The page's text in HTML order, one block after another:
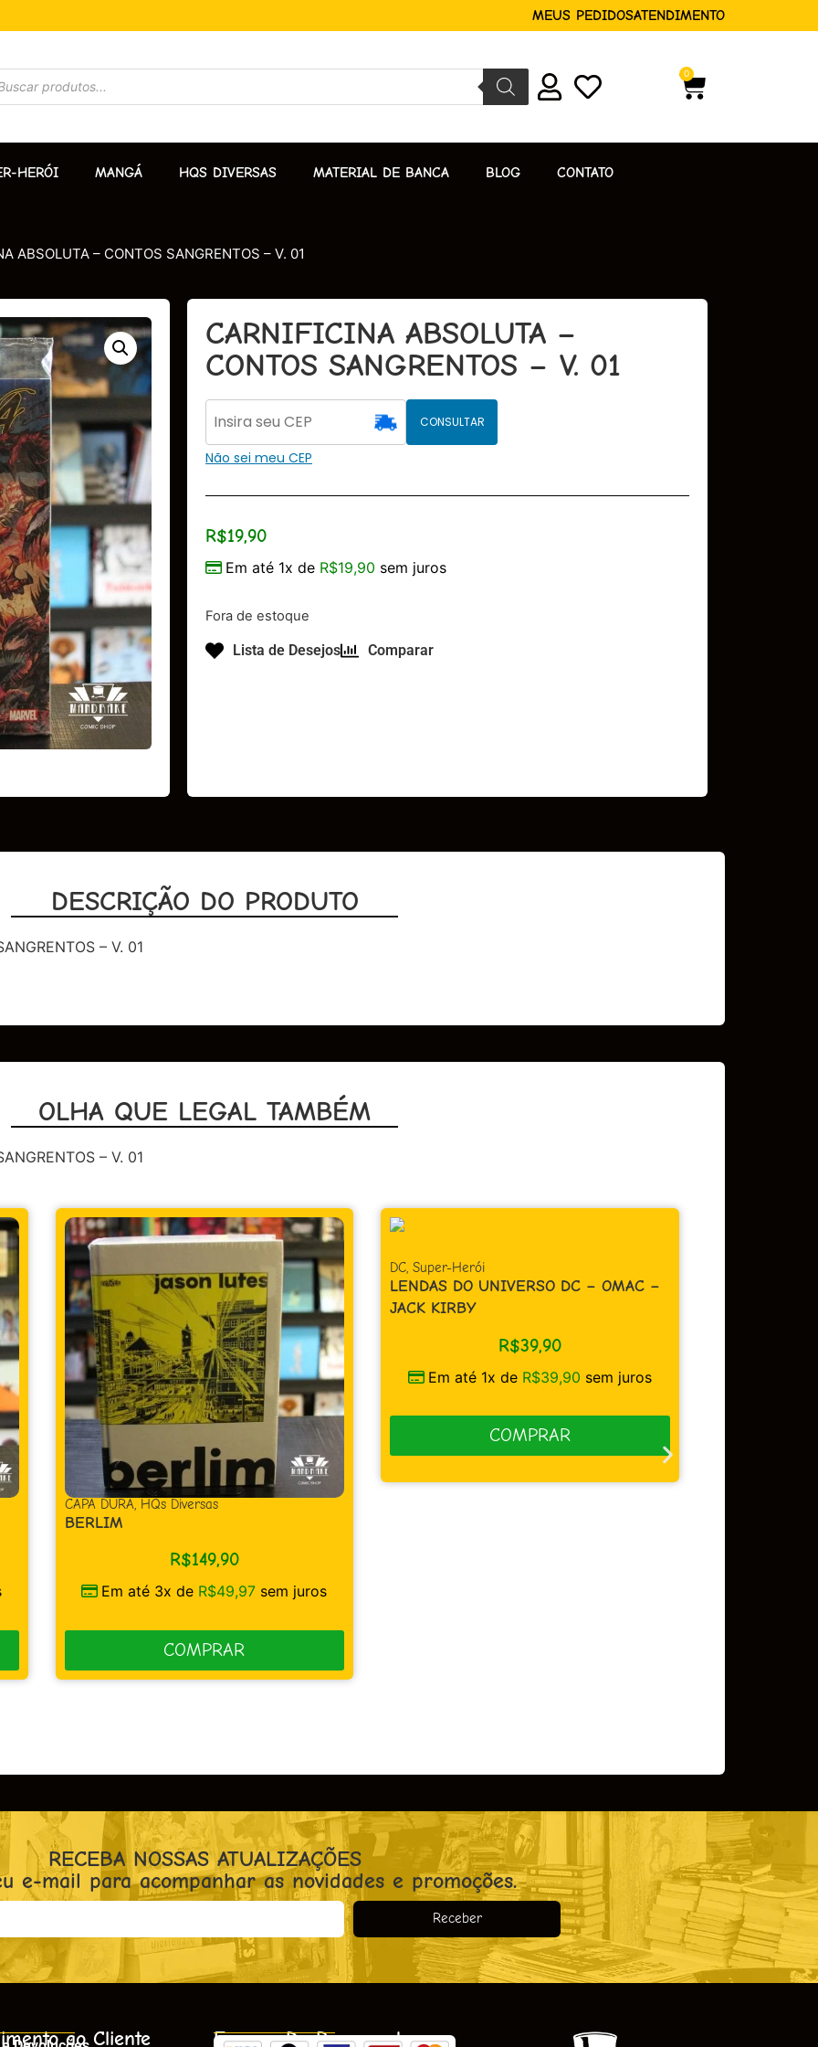
MEUS PEDIDOSATENDIMENTO
0
HERÓI MANGÁ HQS DIVERSAS MATERIAL DE BANCA BLOG CONTATO
ABSOLUTA – CONTOS SANGRENTOS – V. 01
CARNIFICINA ABSOLUTA –
CONTOS SANGRENTOS – V. 01
CONSULTAR
Não sei meu CEP
R$19,90
Em até 1x de R$19,90 sem juros
Fora de estoque
Lista de Desejos Comparar
DESCRIÇÃO DO PRODUTO
– V. 01
OLHA QUE LEGAL TAMBÉM
– V. 01
CAPA DURA, HQs Diversas
BERLIM
R$149,90
Em até 3x de R$49,97 sem juros
COMPRAR
DC,Super-Herói
LENDAS DO UNIVERSO DC – OMAC –
JACK KIRBY
R$39,90
Em até 1x de R$39,90 sem juros
COMPRAR
RECEBA NOSSAS ATUALIZAÇÕES
e-mail para acompanhar as novidades e promoções.
Receber
ao Cliente Formas De Pagamento